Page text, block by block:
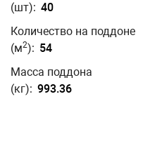
(шт): 40
Количество на поддоне
(м2): 54
Масса поддона
(кг): 993.36